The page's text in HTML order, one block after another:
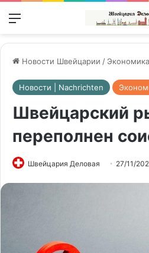
Меню
Новости Швейцарии /
Новости | Nachrichten
Швейцарский
переполнен
Швейцария Деловая 27/11/